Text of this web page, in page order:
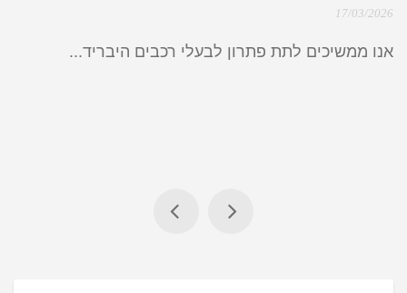
17/03/2026
אנו ממשיכים לתת פתרון לבעלי רכבים היבריד...